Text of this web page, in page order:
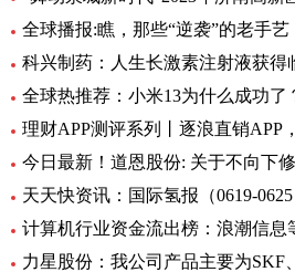
全球播报:瞧，那些“逆袭”的老手艺
科兴制药：人生长激素注射液获得
全球热推荐：小米13为什么成功了